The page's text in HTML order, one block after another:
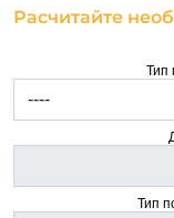
Расчитайте
Тип
Тип